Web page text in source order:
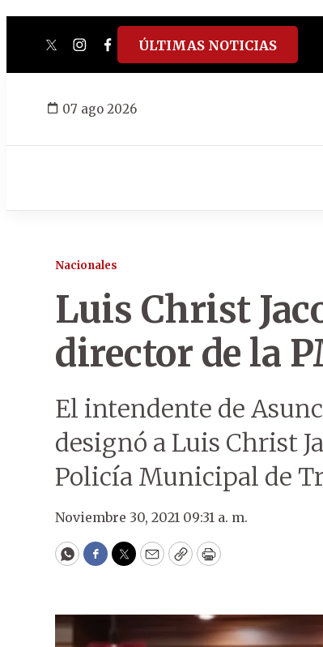
twitterinstagram
facebook
tiktokyoutube
spotify
ÚLTIMAS NOTICIAS
07 ago 2026
Nacionales
Luis Christ
director de la
El intendente de
designó a Luis Christ
Policía Municipal de
Noviembre 30, 2021 09:31 a. m.
WhatsApp
Facebook
Twitter
EmailCopyPrint